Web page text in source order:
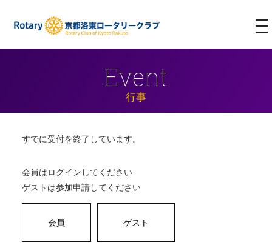
Event
行事
すでに受付を終了しています。
会員はログインしてください
ゲストは参加申請してください